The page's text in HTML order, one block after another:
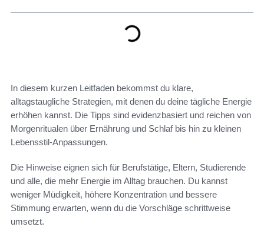
In diesem kurzen Leitfaden bekommst du klare,
alltagstaugliche Strategien, mit denen du deine tägliche Energie
erhöhen kannst. Die Tipps sind evidenzbasiert und reichen von
Morgenritualen über Ernährung und Schlaf bis hin zu kleinen
Lebensstil‑Anpassungen.
Die Hinweise eignen sich für Berufstätige, Eltern, Studierende
und alle, die mehr Energie im Alltag brauchen. Du kannst
weniger Müdigkeit, höhere Konzentration und bessere
Stimmung erwarten, wenn du die Vorschläge schrittweise
umsetzt.